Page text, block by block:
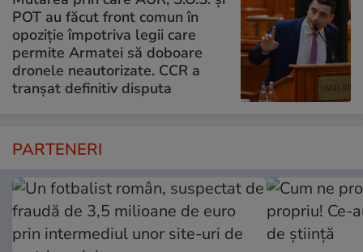
POT au făcut front comun în
opoziție împotriva legii care
permite Armatei să doboare
dronele neautorizate. CCR a
tranșat definitiv disputa
PARTENERI